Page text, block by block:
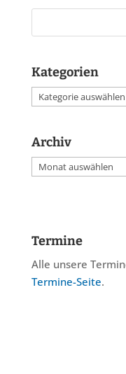
Kategorien
Kategorien
Archiv
Archiv
Termine
Alle unsere
Termine-Seite.